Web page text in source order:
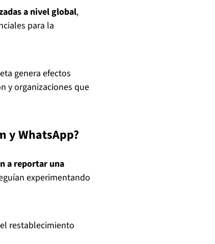
a nivel global,
para la
genera efectos
y organizaciones que
y WhatsApp?
a reportar una
experimentando
restablecimiento